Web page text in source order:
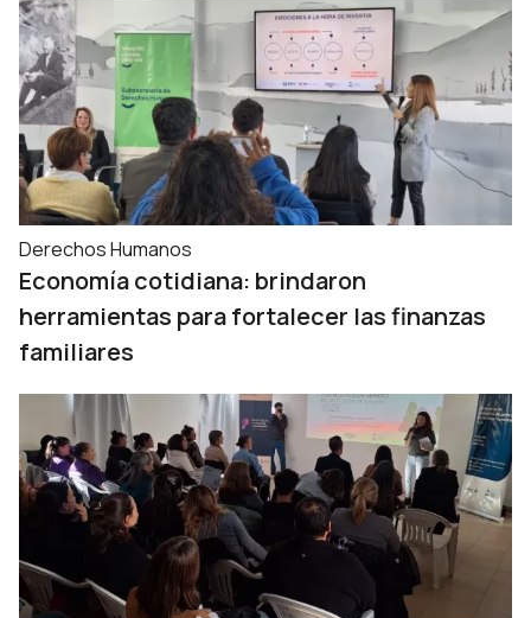
Derechos Humanos
Economía cotidiana: brindaron
herramientas para fortalecer las finanzas
familiares